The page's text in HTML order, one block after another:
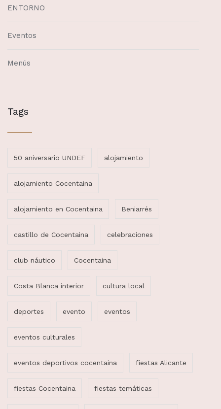
ENTORNO
Eventos
Menús
Tags
50 aniversario UNDEF alojamiento
alojamiento Cocentaina
alojamiento en Cocentaina Beniarrés
castillo de Cocentaina celebraciones
club náutico Cocentaina
Costa Blanca interior cultura local
deportes evento eventos
eventos culturales
eventos deportivos cocentaina fiestas Alicante
fiestas Cocentaina fiestas temáticas